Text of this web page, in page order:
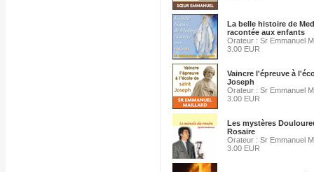
La belle histoire de
racontée aux enfants
Orateur : Sr Emmanuel
3.00 EUR
Vaincre l'épreuve à
Joseph
Orateur : Sr Emmanuel
3.00 EUR
Les mystères
Rosaire
Orateur : Sr Emmanuel
3.00 EUR